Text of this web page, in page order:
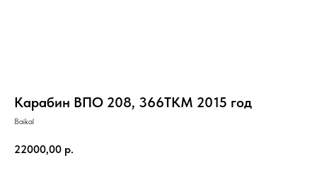
Карабин ВПО 208, 366ТКМ 2015 год
Baikal
22000,00 р.